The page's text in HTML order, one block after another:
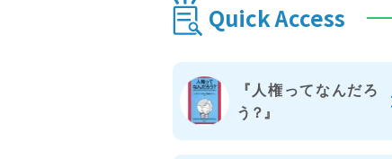
Quick Access
『人権ってなんだろ
う？』